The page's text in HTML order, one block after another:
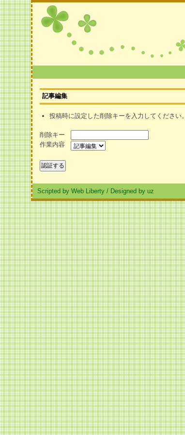
記事編集
投稿時に設定した削除キーを入力してください。
削除キー
作業内容
Scripted by Web Liberty / Designed by uz